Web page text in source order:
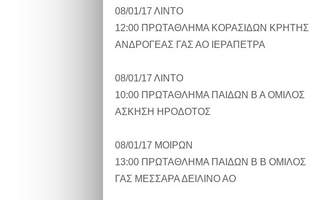
08/01/17 ΛΙΝΤΟ
12:00 ΠΡΩΤΑΘΛΗΜΑ ΚΟΡΑΣΙΔΩΝ ΚΡΗΤΗΣ
ΑΝΔΡΟΓΕΑΣ ΓΑΣ ΑΟ ΙΕΡΑΠΕΤΡΑ
08/01/17 ΛΙΝΤΟ
10:00 ΠΡΩΤΑΘΛΗΜΑ ΠΑΙΔΩΝ Β Α ΟΜΙΛΟΣ
ΑΣΚΗΣΗ ΗΡΟΔΟΤΟΣ
08/01/17 ΜΟΙΡΩΝ
13:00 ΠΡΩΤΑΘΛΗΜΑ ΠΑΙΔΩΝ Β Β ΟΜΙΛΟΣ
ΓΑΣ ΜΕΣΣΑΡΑ ΔΕΙΛΙΝΟ ΑΟ